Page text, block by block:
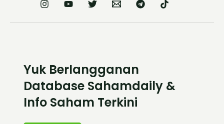
Yuk Berlangganan
Database Sahamdaily &
Info Saham Terkini